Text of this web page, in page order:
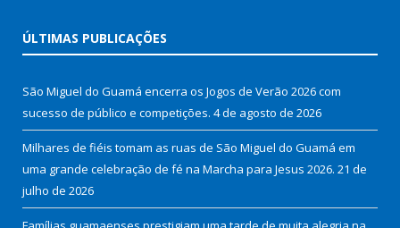
ÚLTIMAS PUBLICAÇÕES
São Miguel do Guamá encerra os Jogos de Verão 2026 com
sucesso de público e competições. 4 de agosto de 2026
Milhares de fiéis tomam as ruas de São Miguel do Guamá em
uma grande celebração de fé na Marcha para Jesus 2026. 21 de
julho de 2026